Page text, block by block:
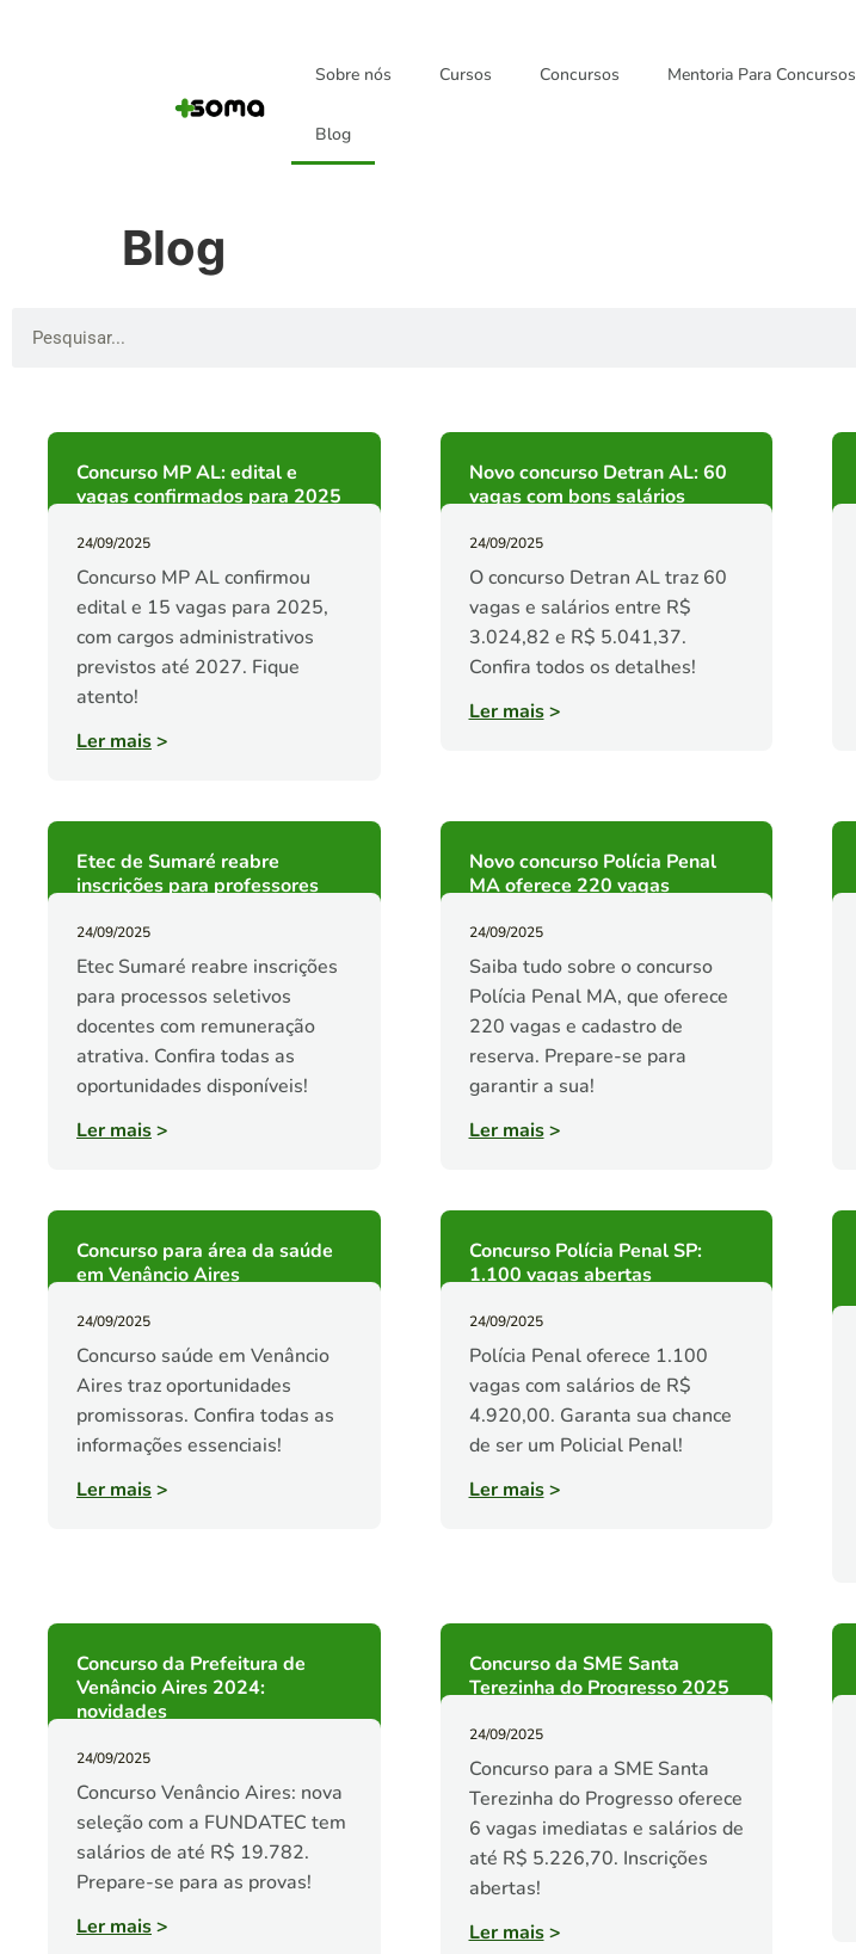
Sobre nós Cursos Concursos Mentoria Para Concursos
Blog
Blog
Concurso MP AL: edital e
vagas confirmados para 2025
24/09/2025
Concurso MP AL confirmou
edital e 15 vagas para 2025,
com cargos administrativos
previstos até 2027. Fique
atento!
Ler mais>
Novo concurso Detran AL: 60
vagas com bons salários
24/09/2025
O concurso Detran AL traz 60
vagas e salários entre R$
3.024,82 e R$ 5.041,37.
Confira todos os detalhes!
Ler mais>
Etec de Sumaré reabre
inscrições para professores
24/09/2025
Etec Sumaré reabre inscrições
para processos seletivos
docentes com remuneração
atrativa. Confira todas as
oportunidades disponíveis!
Ler mais>
Novo concurso Polícia Penal
MA oferece 220 vagas
24/09/2025
Saiba tudo sobre o concurso
Polícia Penal MA, que oferece
220 vagas e cadastro de
reserva. Prepare-se para
garantir a sua!
Ler mais>
Concurso para área da saúde
em Venâncio Aires
24/09/2025
Concurso saúde em Venâncio
Aires traz oportunidades
promissoras. Confira todas as
informações essenciais!
Ler mais>
Concurso Polícia Penal SP:
1.100 vagas abertas
24/09/2025
Polícia Penal oferece 1.100
vagas com salários de R$
4.920,00. Garanta sua chance
de ser um Policial Penal!
Ler mais>
Concurso da Prefeitura de
Venâncio Aires 2024:
novidades
24/09/2025
Concurso Venâncio Aires: nova
seleção com a FUNDATEC tem
salários de até R$ 19.782.
Prepare-se para as provas!
Ler mais>
Concurso da SME Santa
Terezinha do Progresso 2025
24/09/2025
Concurso para a SME Santa
Terezinha do Progresso oferece
6 vagas imediatas e salários de
até R$ 5.226,70. Inscrições
abertas!
Ler mais>